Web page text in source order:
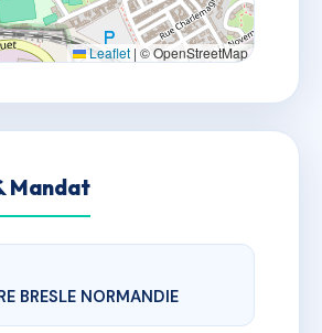
Leaflet | © OpenStreetMap
Mandat
BRESLE NORMANDIE